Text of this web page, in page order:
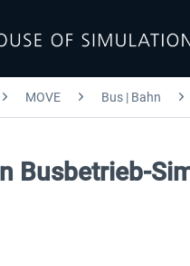
MOVE Bus | Bahn
Busbetrieb-